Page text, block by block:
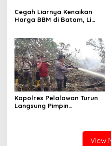
Cegah Liarnya Kenaikan
Harga BBM di Batam, Li
Usaha, Pertamina, dan PLN
Kapolres Pelalawan Turun
Langsung Pimpin
View